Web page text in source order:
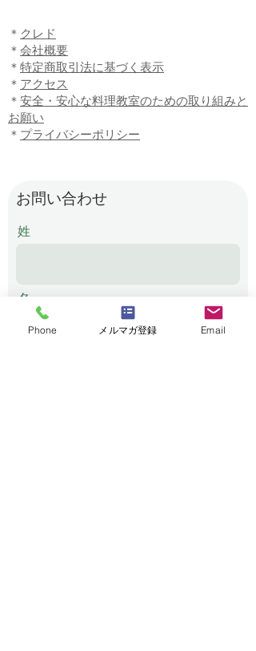
​＊ クレド
＊ 会社概要
​＊ 特定商取引法に基づく表示
​＊ アクセス
​＊ 安全・安心な料理教室のための取り組みと
お願い
​＊ プライバシーポリシー
お問い合わせ
姓
名
Phone メルマガ登録 Email